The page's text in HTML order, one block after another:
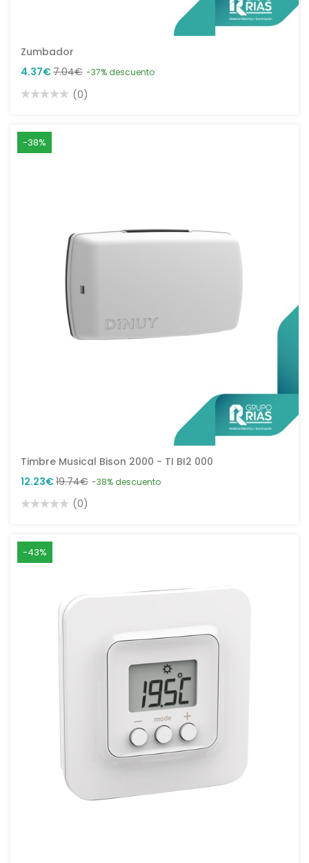
Zumbador
4.37€7.04€ -37% descuento
(0)
-38%
Timbre Musical Bison 2000 - TI BI2 000
12.23€19.74€ -38% descuento
(0)
-43%